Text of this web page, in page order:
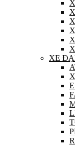
XE